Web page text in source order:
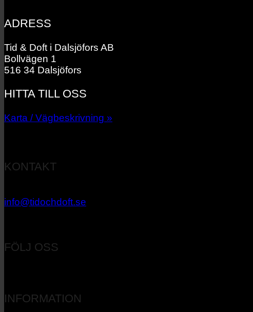
ADRESS
Tid & Doft i Dalsjöfors AB
Bollvägen 1
516 34 Dalsjöfors
HITTA TILL OSS
Karta / Vägbeskrivning »
KONTAKT
info@tidochdoft.se
FÖLJ OSS
INFORMATION